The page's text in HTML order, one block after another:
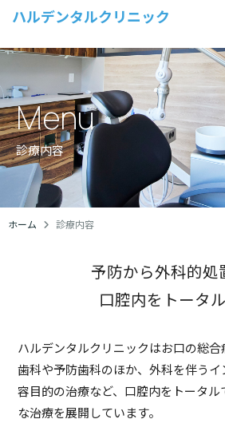
ハルデンタルクリニック
Menu
診療内容
ホーム 診療内容
予防から外科的処
口腔内をトータ
ハルデンタルクリニックはお口の総
歯科や予防歯科のほか、外科を伴う
容目的の治療など、口腔内をトータ
な治療を展開しています。